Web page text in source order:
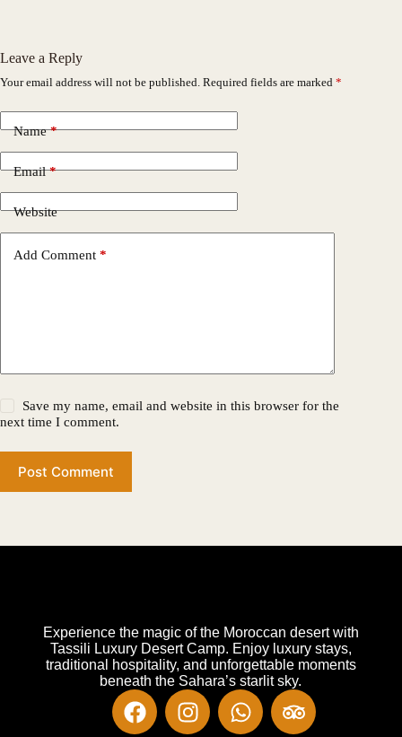
Leave a Reply
Your email address will not be published. Required fields are marked *
Name*
Email*
Website
Add Comment *
Save my name, email and website in this browser for the
next time I comment.
Post Comment
Experience the magic of the Moroccan desert with
Tassili Luxury Desert Camp. Enjoy luxury stays,
traditional hospitality, and unforgettable moments
beneath the Sahara’s starlit sky.